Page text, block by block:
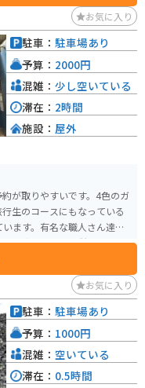
お気に入り
が取りやすいです。4色のガ
生のコースにもなっている
ます。有名な職人さん達が
た琉球ガラスは併設のお土
ます。旅の思い出に、写真
駐車： 駐車場あり
予算： 2000円
混雑： 少し空いている
滞在： 2時間
施設： 屋外
お気に入り
駐車： 駐車場あり
予算： 1000円
混雑： 空いている
滞在： 0.5時間